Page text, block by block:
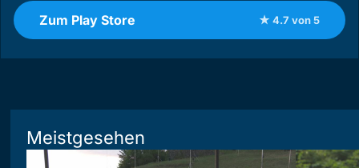
Zum Play Store ★ 4.7 von 5
Meistgesehen